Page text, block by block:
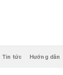
Tin tức Hướng dẫn